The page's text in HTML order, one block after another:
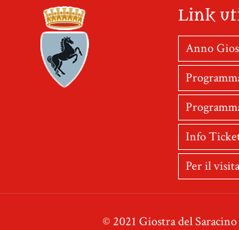
Link
Anno
Info
Per il
© 2021 Giostra del Saracino